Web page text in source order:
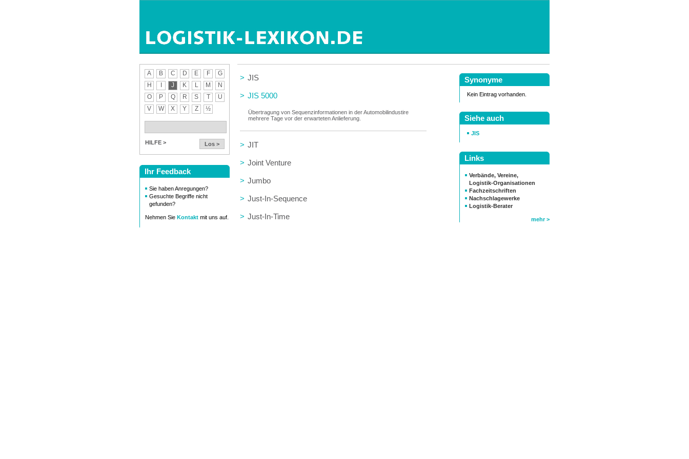
A B C D E F
G
H
J K L M
N
O
P Q R S T
U
V
W X Y Z ½
HILFE > Los >
Ihr Feedback
Sie haben Anregungen?
Gesuchte Begriffe nicht
gefunden?
Nehmen Sie Kontakt mit uns auf.
Synonyme
Kein Eintrag vorhanden.
Siehe auch
JIS
Links
Verbände, Vereine,
Logistik-Organisationen
Fachzeitschriften
Nachschlagewerke
Logistik-Berater
mehr >
> JIS
> JIS 5000
Übertragung von Sequenzinformationen in der Automobilindustire
mehrere Tage vor der erwarteten Anlieferung.
> JIT
> Joint Venture
> Jumbo
> Just-In-Sequence
> Just-In-Time